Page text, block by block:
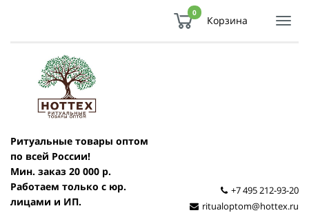
0
Корзина
Ритуальные товары оптом
по всей России!
Мин. заказ 20 000 р.
Работаем только с юр.
лицами и ИП.
+7 495 212-93-20
ritualoptom@hottex.ru